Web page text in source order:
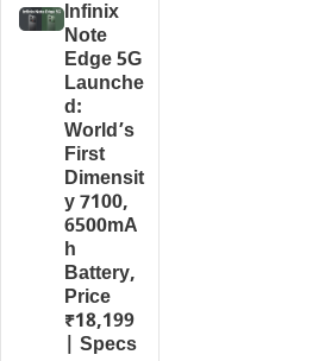
Infinix
Note
Edge 5G
Launche
d:
World’s
First
Dimensit
y 7100,
6500mA
h
Battery,
Price
₹18,199
| Specs